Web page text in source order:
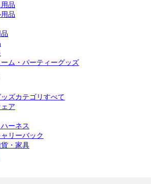
品
用品
ーム・パーティーグッズ
ズカテゴリすべて
ア
ーネス
リーバック
・家具